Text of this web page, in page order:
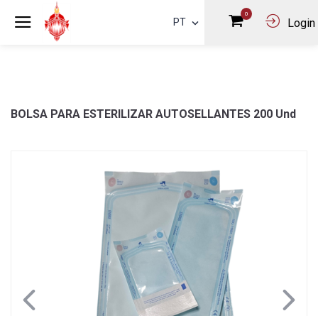
PT
0
Login
BOLSA PARA ESTERILIZAR AUTOSELLANTES 200 Und